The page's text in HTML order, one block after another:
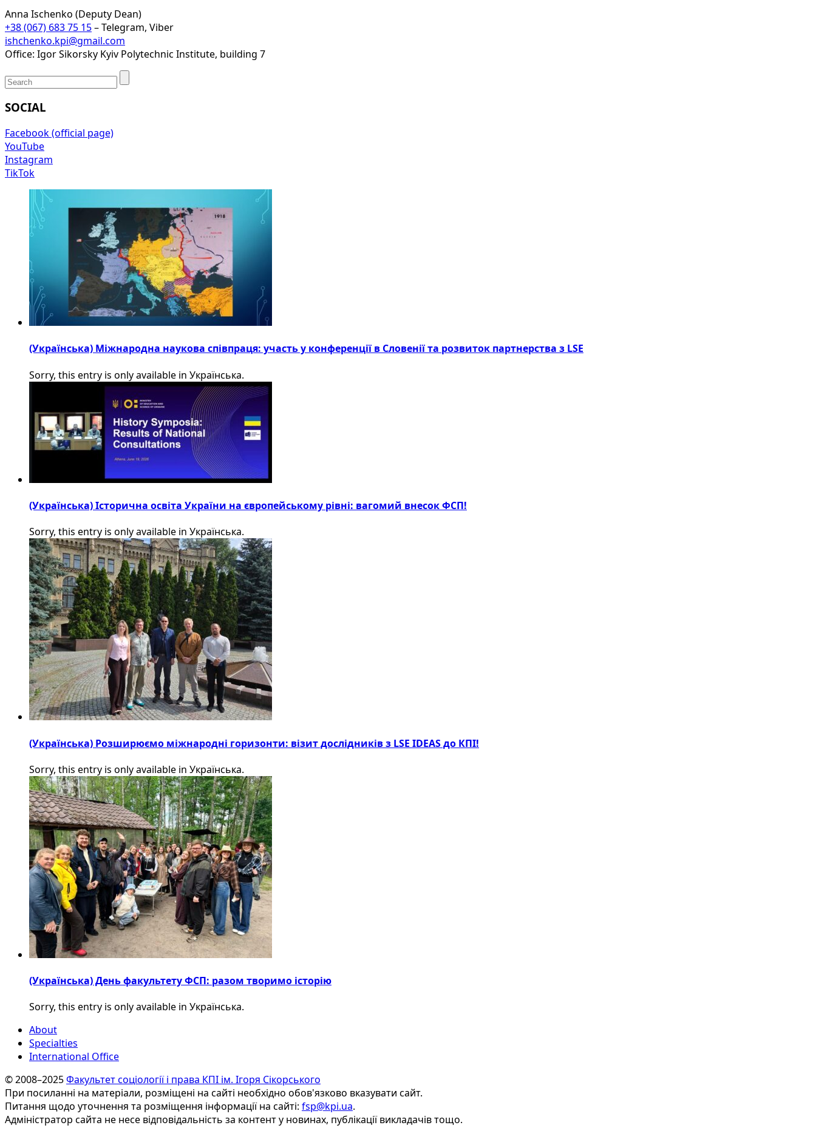
Anna Ischenko (Deputy Dean)
+38 (067) 683 75 15– Telegram, Viber
ishchenko.kpi@gmail.com
Office: Igor Sikorsky Kyiv Polytechnic Institute, building 7
SOCIAL
Facebook (official page)
YouTube
Instagram
TikTok
(Українська) Міжнародна наукова співпраця: участь у конференції в Словенії та розвиток партнерства з LSE
Sorry, this entry is only available in Українська.
(Українська) Історична освіта України на європейському рівні: вагомий внесок ФСП!
Sorry, this entry is only available in Українська.
(Українська) Розширюємо міжнародні горизонти: візит дослідників з LSE IDEAS до КПІ!
Sorry, this entry is only available in Українська.
(Українська) День факультету ФСП: разом творимо історію
Sorry, this entry is only available in Українська.
About
Specialties
International Office
© 2008–2025Факультет соціології і права КПІ ім. Ігоря Сікорського
При посиланні на матеріали, розміщені на сайті необхідно обов'язково вказувати сайт.
Питання щодо уточнення та розміщення інформації на сайті: fsp@kpi.ua.
Адміністратор сайта не несе відповідальність за контент у новинах, публікації викладачів тощо.